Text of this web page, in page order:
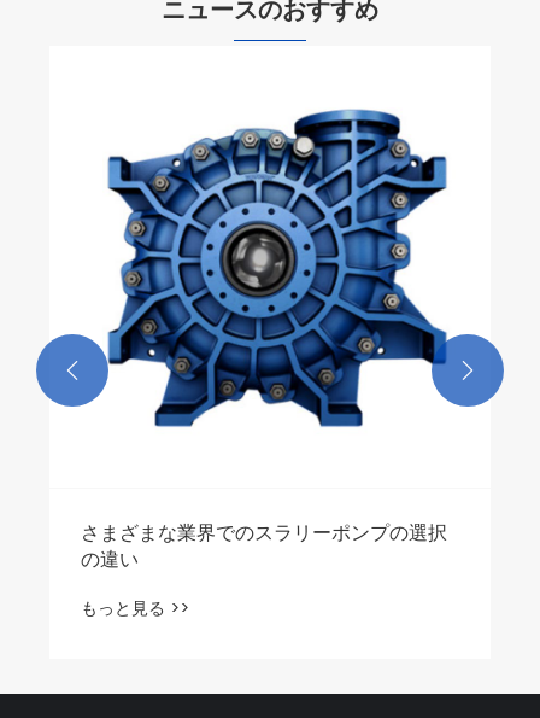
ニュースのおすすめ
さまざまな業界でのスラリーポンプの選択
の違い
もっと見る >>
 